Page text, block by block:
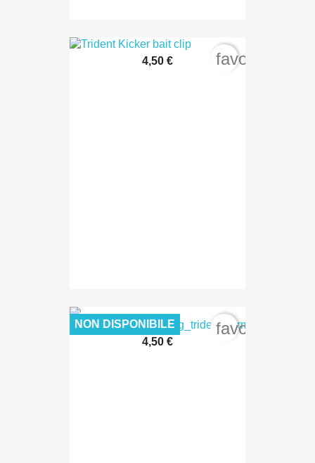
4,50 €
4,50 €
NON DISPONIBILE